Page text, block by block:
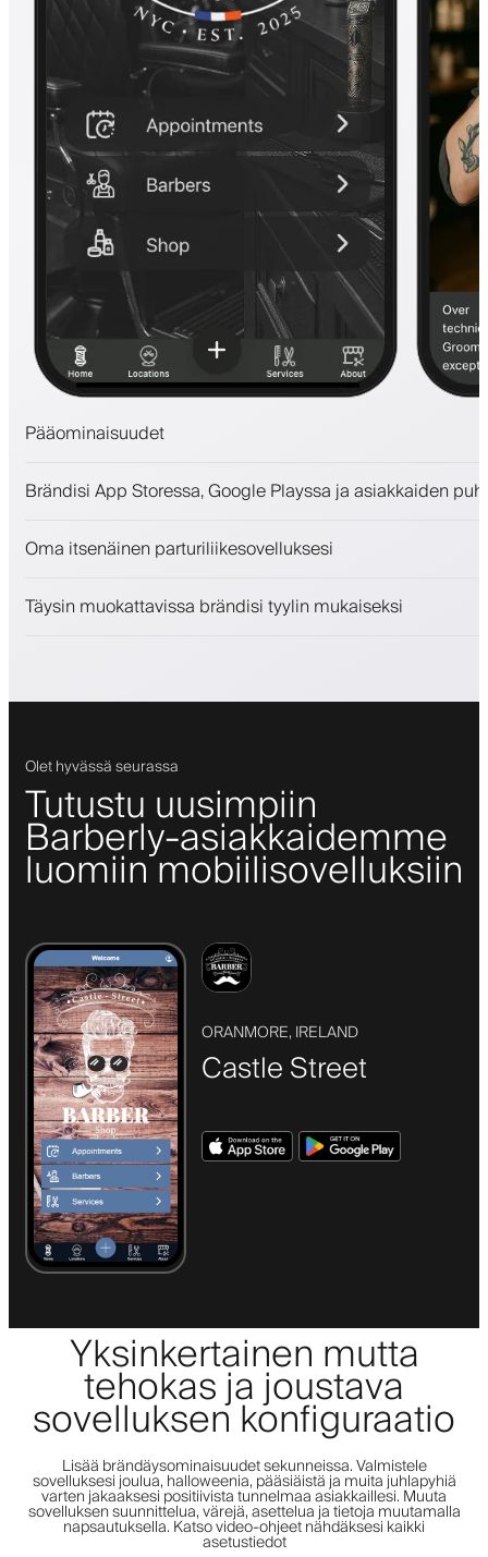
Pääominaisuudet
Maksut, vakuusmaksu
Sitouta asiakkaita kanta-asiakasohjelmalla
Brändisi App Storessa, Google Playssa ja asiakkaiden
Oma itsenäinen parturiliikesovelluksesi
Täysin muokattavissa brändisi tyylin mukaiseksi
Olet hyvässä seurassa
Tutustu uusimpiin
Barberly-asiakkaidemme
luomiin mobiilisovelluksiin
ORANMORE, IRELAND
Castle Street
Yksinkertainen mutta
tehokas ja joustava
sovelluksen konfiguraatio
Lisää brändäysominaisuudet sekunneissa. Valmistele
sovelluksesi joulua, halloweenia, pääsiäistä ja muita juhlapyhiä
varten jakaaksesi positiivista tunnelmaa asiakkaillesi. Muuta
sovelluksen suunnittelua, värejä, asettelua ja tietoja muutamalla
napsautuksella. Katso video-ohjeet nähdäksesi kaikki
asetustiedot